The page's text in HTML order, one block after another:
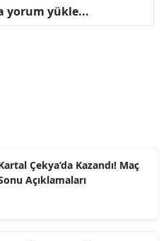
yorum yükle...
Çekya’da Kazandı! Maç
Açıklamaları